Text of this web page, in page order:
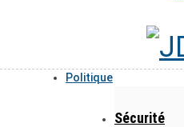
Politique
Sécurité